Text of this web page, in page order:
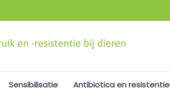
en -resistentie bij dieren
Sensibilisatie
Antibiotica en resistentie